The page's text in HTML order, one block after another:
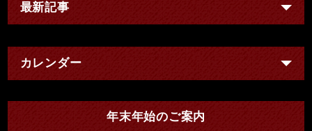
最新記事
カレンダー
年末年始のご案内